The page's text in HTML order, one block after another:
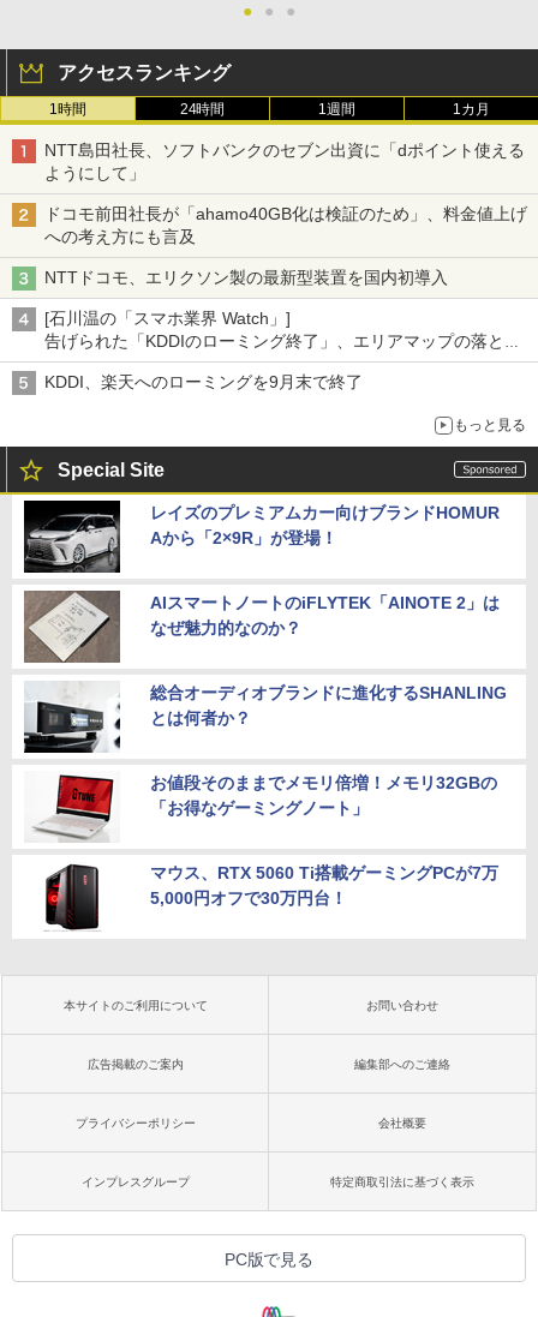
● ● ●
アクセスランキング
1時間 24時間 1週間 1カ月
NTT島田社長、ソフトバンクのセブン出資に「dポイント使える
ようにして」
ドコモ前田社長が「ahamo40GB化は検証のため」、料金値上げ
への考え方にも言及
NTTドコモ、エリクソン製の最新型装置を国内初導入
[石川温の「スマホ業界 Watch」]
告げられた「KDDIのローミング終了」、エリアマップの落とし
穴と楽天モバイルの課題
KDDI、楽天へのローミングを9月末で終了
もっと見る
Special Site
レイズのプレミアムカー向けブランドHOMUR
Aから「2×9R」が登場！
AIスマートノートのiFLYTEK「AINOTE 2」は
なぜ魅力的なのか？
総合オーディオブランドに進化するSHANLING
とは何者か？
お値段そのままでメモリ倍増！メモリ32GBの
「お得なゲーミングノート」
マウス、RTX 5060 Ti搭載ゲーミングPCが7万
5,000円オフで30万円台！
本サイトのご利用について お問い合わせ
広告掲載のご案内 編集部へのご連絡
プライバシーポリシー 会社概要
インプレスグループ 特定商取引法に基づく表示
PC版で見る